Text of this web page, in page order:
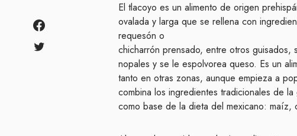
El tlacoyo es un alimento de origen
ovalada y larga que se rellena con
requesón o
chicharrón prensado, entre otros guisados,
nopales y se le espolvorea queso. Es un
tanto en otras zonas, aunque empieza a
combina los ingredientes tradicionales de
como base de la dieta del mexicano: maíz,